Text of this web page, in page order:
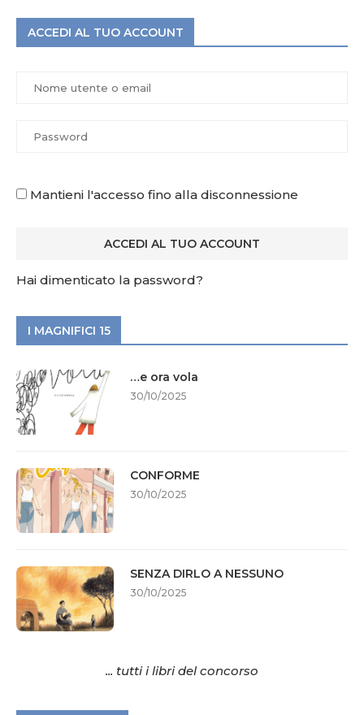
ACCEDI AL TUO ACCOUNT
Mantieni l'accesso fino alla disconnessione
Hai dimenticato la password?
I MAGNIFICI 15
…e ora vola
30/10/2025
CONFORME
30/10/2025
SENZA DIRLO A NESSUNO
30/10/2025
... tutti i libri del concorso